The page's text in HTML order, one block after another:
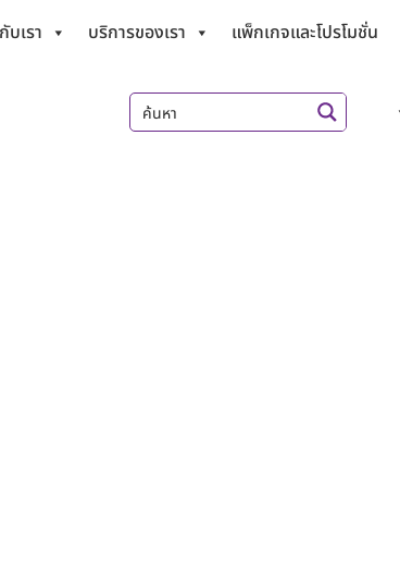
บเรา บริการของเรา แพ็กเกจและโปรโมชั่น